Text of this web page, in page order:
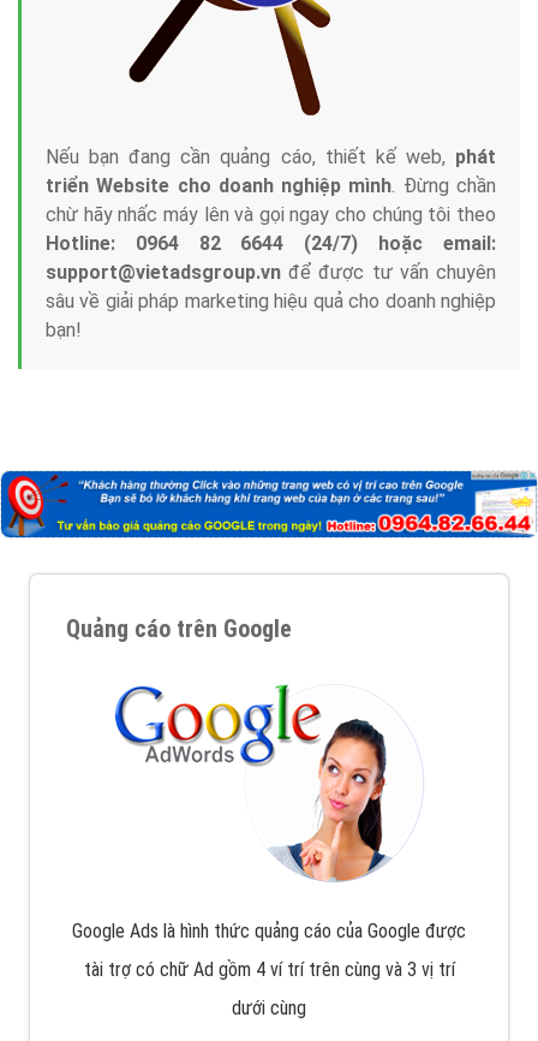
Nếu bạn đang cần quảng cáo, thiết kế web, phát
triển Website cho doanh nghiệp mình. Đừng chần
chừ hãy nhấc máy lên và gọi ngay cho chúng tôi theo
Hotline: 0964 82 6644 (24/7) hoặc email:
support@vietadsgroup.vn để được tư vấn chuyên
sâu về giải pháp marketing hiệu quả cho doanh nghiệp
bạn!
Quảng cáo trên Google
Google Ads là hình thức quảng cáo của Google được
tài trợ có chữ Ad gồm 4 ví trí trên cùng và 3 vị trí
dưới cùng